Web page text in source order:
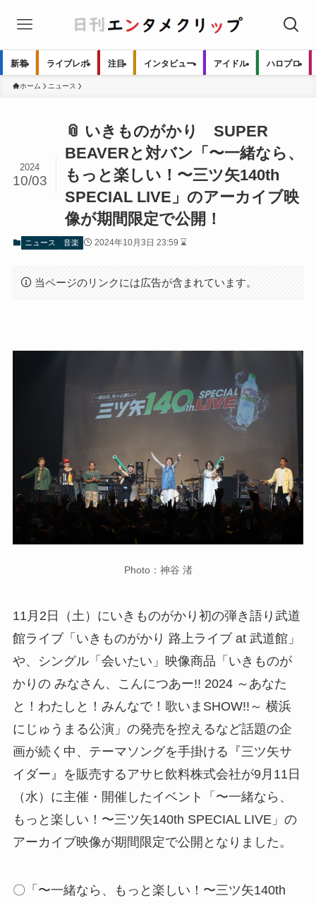
新着 ライブレポ 注目 インタビュー アイドル ハロプロ
ホーム ニュース
📎 いきものがかり SUPER
BEAVERと対バン「〜一緒なら、
もっと楽しい！〜三ツ矢140th
SPECIAL LIVE」のアーカイブ映
像が期間限定で公開！
2024
10/03
ニュース 音楽 2024年10月3日 23:59 ⌛
当ページのリンクには広告が含まれています。
Photo：神谷 渚
11月2日（土）にいきものがかり初の弾き語り武道
館ライブ「いきものがかり 路上ライブ at 武道館」
や、シングル「会いたい」映像商品「いきものが
かりの みなさん、こんにつあー!! 2024 ～あなた
と！わたしと！みんなで！歌いまSHOW!!～ 横浜
にじゅうまる公演」の発売を控えるなど話題の企
画が続く中、テーマソングを手掛ける『三ツ矢サ
イダー』を販売するアサヒ飲料株式会社が9月11日
（水）に主催・開催したイベント「〜一緒なら、
もっと楽しい！〜三ツ矢140th SPECIAL LIVE」の
アーカイブ映像が期間限定で公開となりました。
〇「〜一緒なら、もっと楽しい！〜三ツ矢140th